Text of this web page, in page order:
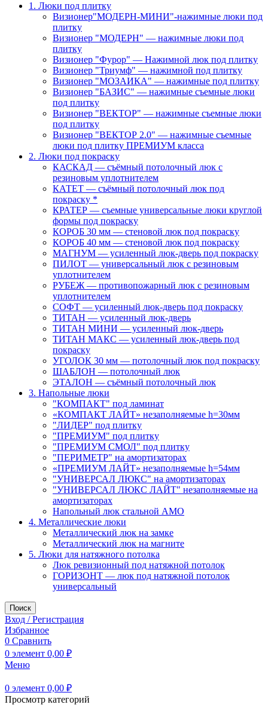
1. Люки под плитку
Визионер"МОДЕРН-МИНИ"-нажимные люки под
плитку
Визионер "МОДЕРН" — нажимные люки под
плитку
Визионер "Фурор" — Нажимной люк под плитку
Визионер "Триумф" — нажимной под плитку
Визионер "МОЗАИКА" — нажимные под плитку
Визионер "БАЗИС" — нажимные съемные люки
под плитку
Визионер "ВЕКТОР" — нажимные съемные люки
под плитку
Визионер "ВЕКТОР 2.0" — нажимные съемные
люки под плитку ПРЕМИУМ класса
2. Люки под покраску
КАСКАД — съёмный потолочный люк с
резиновым уплотнителем
КАТЕТ — съёмный потолочный люк под
покраску *
КРАТЕР — съемные универсальные люки круглой
формы под покраску
КОРОБ 30 мм — стеновой люк под покраску
КОРОБ 40 мм — стеновой люк под покраску
МАГНУМ — усиленный люк-дверь под покраску
ПИЛОТ — универсальный люк с резиновым
уплотнителем
РУБЕЖ — противопожарный люк с резиновым
уплотнителем
СОФТ — усиленный люк-дверь под покраску
ТИТАН — усиленный люк-дверь
ТИТАН МИНИ — усиленный люк-дверь
ТИТАН МАКС — усиленный люк-дверь под
покраску
УГОЛОК 30 мм — потолочный люк под покраску
ШАБЛОН — потолочный люк
ЭТАЛОН — съёмный потолочный люк
3. Напольные люки
"КОМПАКТ" под ламинат
«КОМПАКТ ЛАЙТ» незаполняемые h=30мм
"ЛИДЕР" под плитку
"ПРЕМИУМ" под плитку
"ПРЕМИУМ СМОЛ" под плитку
"ПЕРИМЕТР" на амортизаторах
«ПРЕМИУМ ЛАЙТ» незаполняемые h=54мм
"УНИВЕРСАЛ ЛЮКС" на амортизаторах
"УНИВЕРСАЛ ЛЮКС ЛАЙТ" незаполняемые на
амортизаторах
Напольный люк стальной АМО
4. Металлические люки
Металлический люк на замке
Металлический люк на магните
5. Люки для натяжного потолка
Люк ревизионный под натяжной потолок
ГОРИЗОНТ — люк под натяжной потолок
универсальный
Поиск
Вход / Регистрация
Избранное
0 Сравнить
0 элемент 0,00 ₽
Меню
0 элемент 0,00 ₽
Просмотр категорий